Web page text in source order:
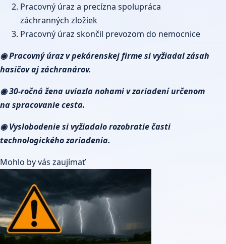
Pracovný úraz a precízna spolupráca
záchranných zložiek
Pracovný úraz skončil prevozom do nemocnice
◉ Pracovný úraz v pekárenskej firme si vyžiadal zásah
hasičov aj záchranárov.
◉ 30-ročná žena uviazla nohami v zariadení určenom
na spracovanie cesta.
◉ Vyslobodenie si vyžiadalo rozobratie časti
technologického zariadenia.
Mohlo by vás zaujímať